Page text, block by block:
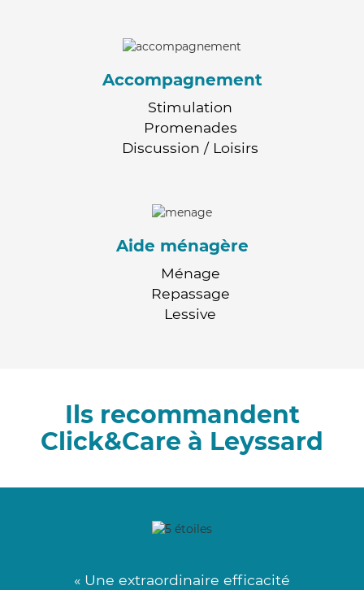
Accompagnement
Stimulation
Promenades
Discussion / Loisirs
Aide ménagère
Ménage
Repassage
Lessive
Ils recommandent
Click&Care à Leyssard
« Une extraordinaire efficacité